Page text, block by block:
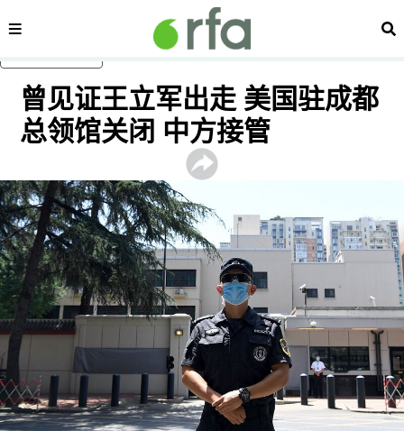
内容分类 搜
曾见证王立军出走 美国驻成都
总领馆关闭 中方接管